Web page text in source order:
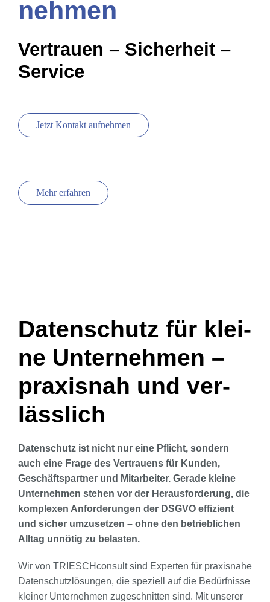
neh­men
Ver­trau­en – Sicher­heit –
Ser­vice
Jetzt Kon­takt auf­neh­men
Mehr erfah­ren
Daten­schutz für klei­
ne Unter­neh­men –
pra­xis­nah und ver­
läss­lich
Daten­schutz ist nicht nur eine Pflicht, son­dern
auch eine Fra­ge des Ver­trau­ens für Kun­den,
Geschäfts­part­ner und Mit­ar­bei­ter. Gera­de klei­ne
Unter­neh­men ste­hen vor der Her­aus­for­de­rung, die
kom­ple­xen Anfor­de­run­gen der DSGVO effi­zi­ent
und sicher umzu­set­zen – ohne den betrieb­li­chen
All­tag unnö­tig zu belas­ten.
Wir von TRI­ESCH­con­sult sind Exper­ten für pra­xis­na­he
Daten­schutz­lö­sun­gen, die spe­zi­ell auf die Bedürf­nis­se
klei­ner Unter­neh­men zuge­schnit­ten sind. Mit unse­rer